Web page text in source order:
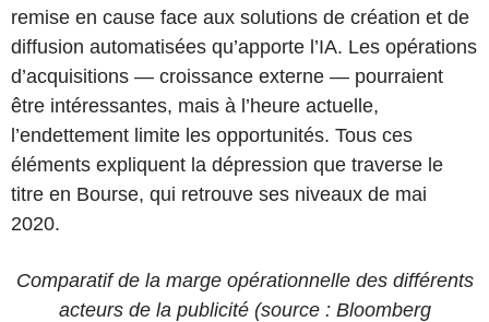
remise en cause face aux solutions de création et de
diffusion automatisées qu’apporte l’IA. Les opérations
d’acquisitions — croissance externe — pourraient
être intéressantes, mais à l’heure actuelle,
l’endettement limite les opportunités. Tous ces
éléments expliquent la dépression que traverse le
titre en Bourse, qui retrouve ses niveaux de mai
2020.
Comparatif de la marge opérationnelle des différents
acteurs de la publicité (source : Bloomberg